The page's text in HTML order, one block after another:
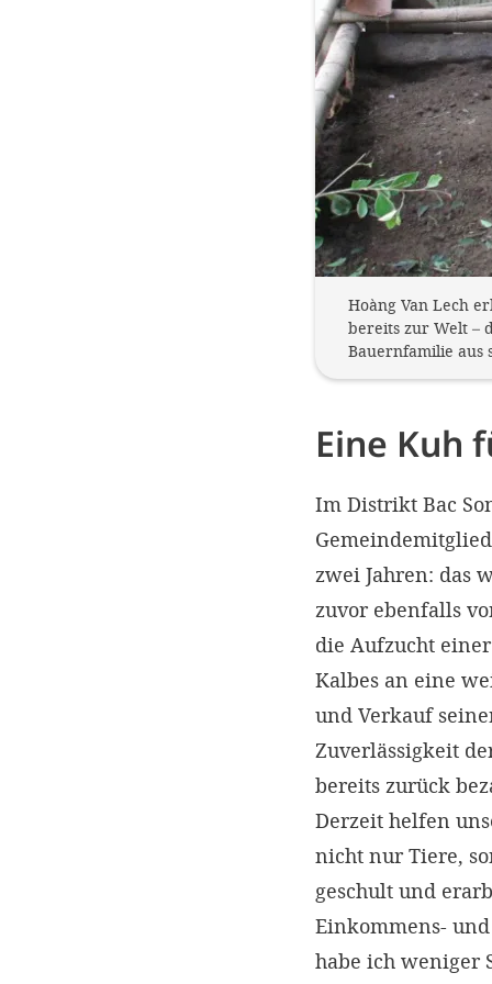
Hoàng Van Lech
bereits zur Welt –
Bauernfamilie aus
Eine Kuh
Im Distrikt Bac
zwei Jahren: das
zuvor ebenfalls
die Aufzucht
Kalbes an eine
und Verkauf
Zuverlässigkeit
bereits zurück
Derzeit helfen
nicht nur Tiere,
geschult und
Einkommens-
habe ich weniger